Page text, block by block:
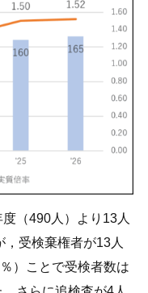
（490人）より13人
受検棄権者が13人
）ことで受検者数は